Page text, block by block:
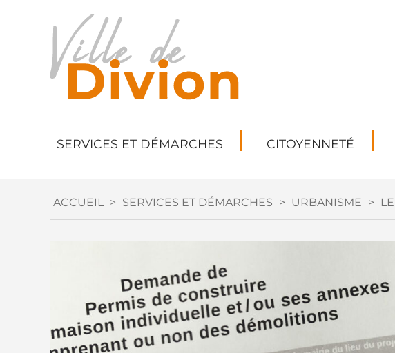
SERVICES ET DÉMARCHES CITOYENNETÉ
ACCUEIL > SERVICES ET DÉMARCHES > URBANISME >